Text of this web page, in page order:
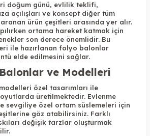
doğum günü, evlilik teklifi,
açılışları ve konsept diğer tüm
ürün çeşitleri arasında yer alır.
ortama hareket katmak için
son derece önemlidir. Bu
ile hazırlanan folyo balonlar
elde edilmesini sağlar.
ve Modelleri
özel tasarımları ile
üretilmektedir. Evlenme
sevgiliye özel ortam süslemeleri için
göz atabilirsiniz. Farklı
değişik tarzlar oluşturmak